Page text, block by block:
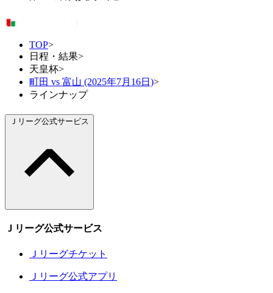
TOP>
日程・結果>
天皇杯>
町田 vs 富山 (2025年7月16日)>
ラインナップ
Ｊリーグ公式サービス
Ｊリーグ公式サービス
Ｊリーグチケット
Ｊリーグ公式アプリ